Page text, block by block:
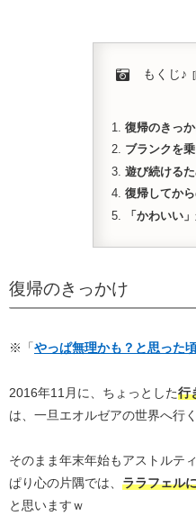
もくじ♪
復帰のきっ
ブランクを
遊び続ける
復帰してか
「かわいい
復帰のきっかけ
※「やっぱ無理かも？と思った
2016年11月に、ちょっとした行
は、一旦エオルゼアの世界へ行
そのまま年末年始もアストルテ
ぱり心の片隅では、 ララフェル
と思いますｗ